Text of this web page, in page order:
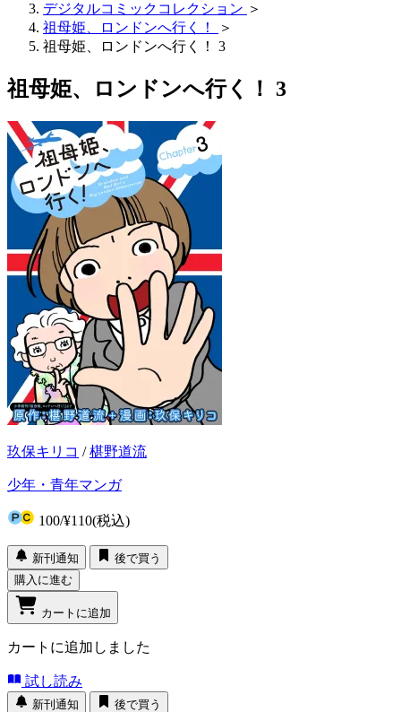
デジタルコミックコレクション ＞
祖母姫、ロンドンへ行く！
＞
祖母姫、ロンドンへ行く！ 3
祖母姫、ロンドンへ行く！ 3
玖保キリコ /椹野道流
少年・青年マンガ
100/¥110(税込)
新刊通知
後で買う
購入に進む
カートに追加
カートに追加しました
試し読み
新刊通知 後で買う